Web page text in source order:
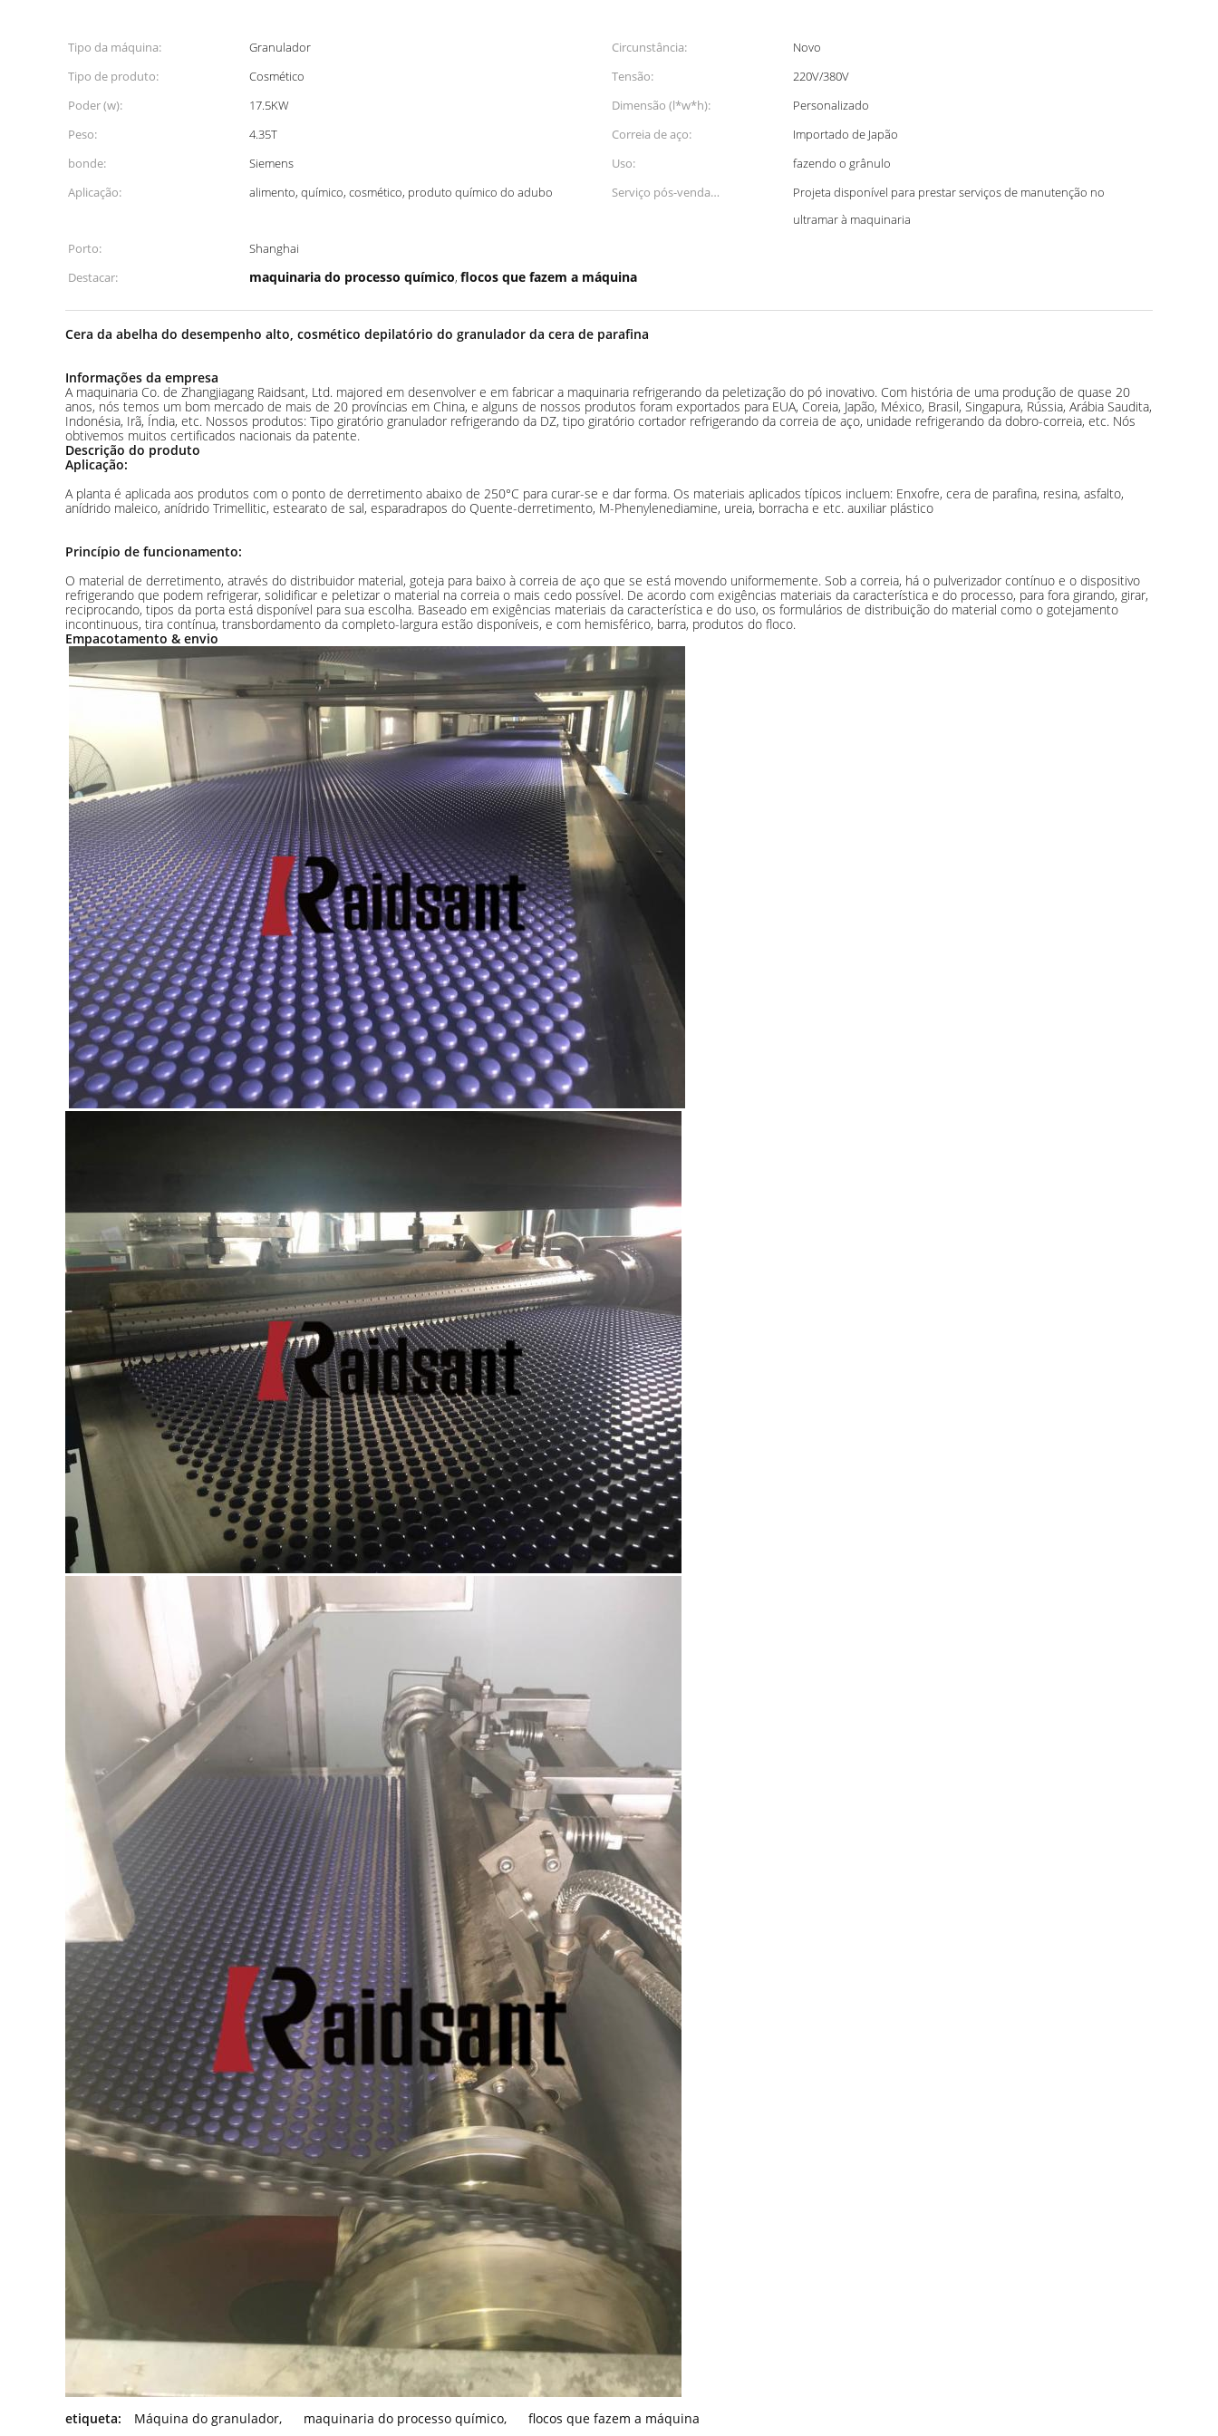
Tipo da máquina: Granulador Circunstância:
Novo
Tipo de produto:
Cosmético Tensão:
220V/380V
Poder (w):
17.5KW Dimensão (l*w*h):
Personalizado
Peso:
4.35T Correia de aço:
Importado de Japão
bonde:
Siemens Uso:
fazendo o grânulo
Aplicação:
alimento, químico, cosmético, produto químico do adubo
Serviço pós-venda
Projeta disponível para prestar serviços de manutenção no
ultramar à maquinaria
Porto:
Shanghai
Destacar:
maquinaria do processo químico, flocos que fazem a máquina
Cera da abelha do desempenho alto, cosmético depilatório do granulador da cera de parafina
Informações da empresa
A maquinaria Co. de Zhangjiagang Raidsant, Ltd. majored em desenvolver e em fabricar a maquinaria refrigerando da peletização do pó inovativo. Com história de uma produção de quase 20
anos, nós temos um bom mercado de mais de 20 províncias em China, e alguns de nossos produtos foram exportados para EUA, Coreia, Japão, México, Brasil, Singapura, Rússia, Arábia Saudita,
Indonésia, Irã, Índia, etc. Nossos produtos: Tipo giratório granulador refrigerando da DZ, tipo giratório cortador refrigerando da correia de aço, unidade refrigerando da dobro-correia, etc. Nós
obtivemos muitos certificados nacionais da patente.
Descrição do produto
Aplicação:
A planta é aplicada aos produtos com o ponto de derretimento abaixo de 250°C para curar-se e dar forma. Os materiais aplicados típicos incluem: Enxofre, cera de parafina, resina, asfalto,
anídrido maleico, anídrido Trimellitic, estearato de sal, esparadrapos do Quente-derretimento, M-Phenylenediamine, ureia, borracha e etc. auxiliar plástico
Princípio de funcionamento:
O material de derretimento, através do distribuidor material, goteja para baixo à correia de aço que se está movendo uniformemente. Sob a correia, há o pulverizador contínuo e o dispositivo
refrigerando que podem refrigerar, solidificar e peletizar o material na correia o mais cedo possível. De acordo com exigências materiais da característica e do processo, para fora girando, girar,
reciprocando, tipos da porta está disponível para sua escolha. Baseado em exigências materiais da característica e do uso, os formulários de distribuição do material como o gotejamento
incontinuous, tira contínua, transbordamento da completo-largura estão disponíveis, e com hemisférico, barra, produtos do floco.
Empacotamento & envio
etiqueta: Máquina do granulador, maquinaria do processo químico, flocos que fazem a máquina